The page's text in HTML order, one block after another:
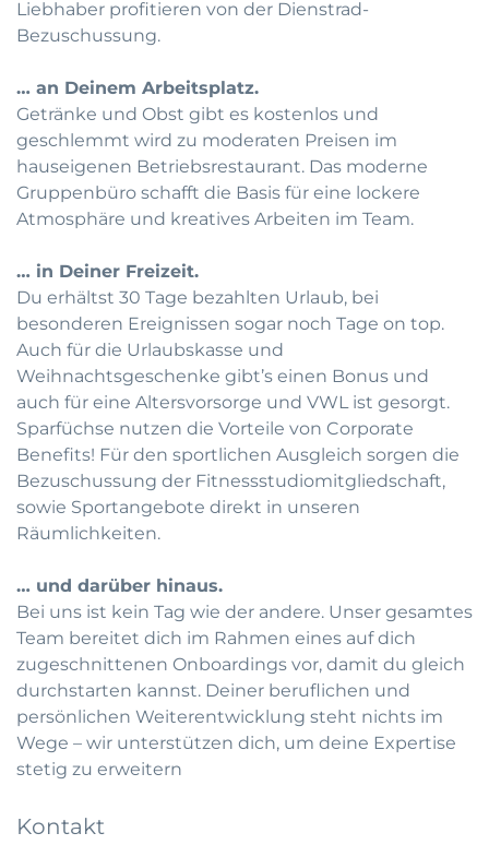
Liebhaber profitieren von der Dienstrad-
Bezuschussung.
… an Deinem Arbeitsplatz.
Getränke und Obst gibt es kostenlos und
geschlemmt wird zu moderaten Preisen im
hauseigenen Betriebsrestaurant. Das moderne
Gruppenbüro schafft die Basis für eine lockere
Atmosphäre und kreatives Arbeiten im Team.
… in Deiner Freizeit.
Du erhältst 30 Tage bezahlten Urlaub, bei
besonderen Ereignissen sogar noch Tage on top.
Auch für die Urlaubskasse und
Weihnachtsgeschenke gibt’s einen Bonus und
auch für eine Altersvorsorge und VWL ist gesorgt.
Sparfüchse nutzen die Vorteile von Corporate
Benefits! Für den sportlichen Ausgleich sorgen die
Bezuschussung der Fitnessstudiomitgliedschaft,
sowie Sportangebote direkt in unseren
Räumlichkeiten.
… und darüber hinaus.
Bei uns ist kein Tag wie der andere. Unser gesamtes
Team bereitet dich im Rahmen eines auf dich
zugeschnittenen Onboardings vor, damit du gleich
durchstarten kannst. Deiner beruflichen und
persönlichen Weiterentwicklung steht nichts im
Wege – wir unterstützen dich, um deine Expertise
stetig zu erweitern
Kontakt